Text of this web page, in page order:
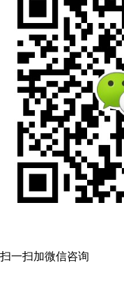
扫一扫加微信咨询